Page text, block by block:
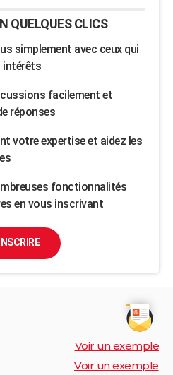
QUELQUES CLICS
simplement avec ceux qui
intérêts
facilement et
réponses
votre expertise et aidez les
fonctionnalités
en vous inscrivant
Voir un exemple
Voir un exemple